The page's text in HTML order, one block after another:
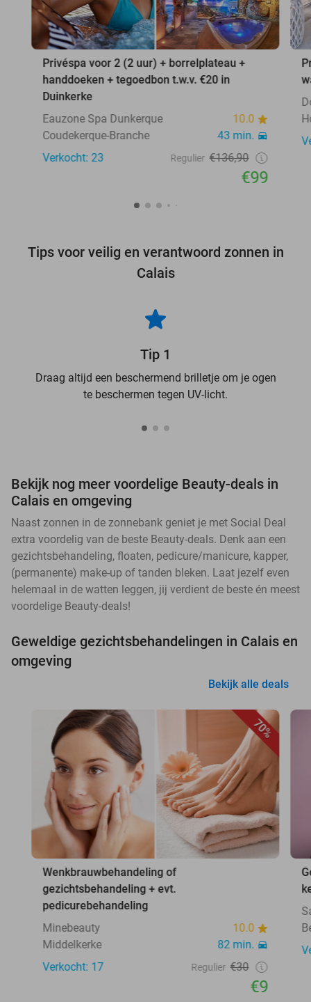
Privéspa voor 2 (2 uur) + borrelplateau +
handdoeken + tegoedbon t.w.v. €20 in
Duinkerke
Eauzone Spa Dunkerque
10.0
Coudekerque-Branche
43 min.
Verkocht: 23
Regulier €136,90
€99
Tips voor veilig en verantwoord zonnen in
Calais
Tip 1
Draag altijd een beschermend brilletje om je ogen
te beschermen tegen UV-licht.
Bekijk nog meer voordelige Beauty-deals in
Calais en omgeving
Naast zonnen in de zonnebank geniet je met Social Deal
extra voordelig van de beste Beauty-deals. Denk aan een
gezichtsbehandeling, floaten, pedicure/manicure, kapper,
(permanente) make-up of tanden bleken. Laat jezelf even
helemaal in de watten leggen, jij verdient de beste én meest
voordelige Beauty-deals!
Geweldige gezichtsbehandelingen in Calais en
omgeving
Bekijk alle deals
70%
Wenkbrauwbehandeling of
gezichtsbehandeling + evt.
pedicurebehandeling
Minebeauty
10.0
Middelkerke
82 min.
Verkocht: 17
Regulier €30
€9